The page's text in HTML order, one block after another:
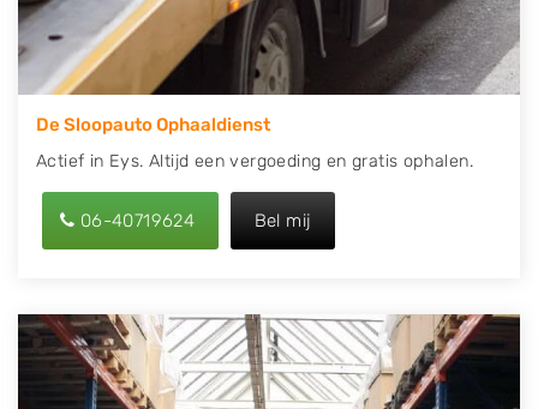
Toyota, Volkswagen en Volvo.
De Sloopauto Ophaaldienst
Actief in Eys. Altijd een vergoeding en gratis ophalen.
06-40719624 Bel mij